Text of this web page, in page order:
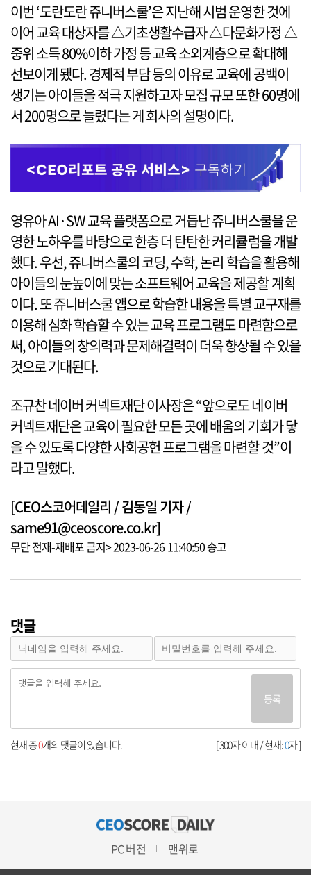
이번 ‘도란도란 쥬니버스쿨’은 지난해 시범 운영한 것에
이어 교육 대상자를 △기초생활수급자 △다문화가정 △
중위 소득 80%이하 가정 등 교육 소외계층으로 확대해
선보이게 됐다. 경제적 부담 등의 이유로 교육에 공백이
생기는 아이들을 적극 지원하고자 모집 규모 또한 60명에
서 200명으로 늘렸다는 게 회사의 설명이다.
영유아 AI·SW 교육 플랫폼으로 거듭난 쥬니버스쿨을 운
영한 노하우를 바탕으로 한층 더 탄탄한 커리큘럼을 개발
했다. 우선, 쥬니버스쿨의 코딩, 수학, 논리 학습을 활용해
아이들의 눈높이에 맞는 소프트웨어 교육을 제공할 계획
이다. 또 쥬니버스쿨 앱으로 학습한 내용을 특별 교구재를
이용해 심화 학습할 수 있는 교육 프로그램도 마련함으로
써, 아이들의 창의력과 문제해결력이 더욱 향상될 수 있을
것으로 기대된다.
조규찬 네이버 커넥트재단 이사장은 “앞으로도 네이버
커넥트재단은 교육이 필요한 모든 곳에 배움의 기회가 닿
을 수 있도록 다양한 사회공헌 프로그램을 마련할 것”이
라고 말했다.
[CEO스코어데일리 / 김동일 기자 /
same91@ceoscore.co.kr]
무단 전재-재배포 금지> 2023-06-26 11:40:50 송고
댓글
등록
[ 300자 이내 / 현재:0자 ]
현재 총0개의 댓글이 있습니다.
PC 버전 맨위로